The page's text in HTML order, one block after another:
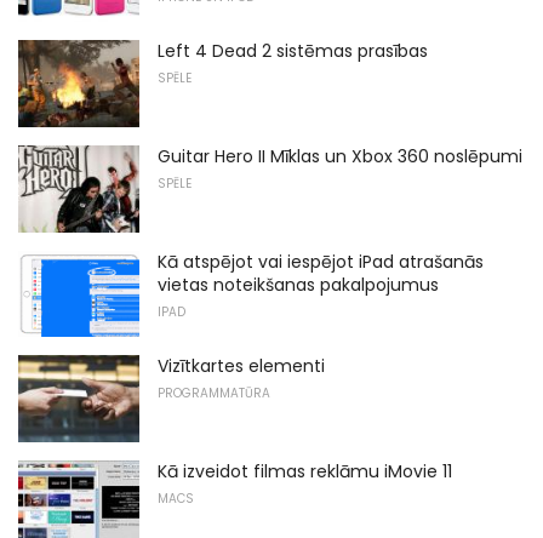
Left 4 Dead 2 sistēmas prasības
SPĒLE
Guitar Hero II Mīklas un Xbox 360 noslēpumi
SPĒLE
Kā atspējot vai iespējot iPad atrašanās
vietas noteikšanas pakalpojumus
IPAD
Vizītkartes elementi
PROGRAMMATŪRA
Kā izveidot filmas reklāmu iMovie 11
MACS